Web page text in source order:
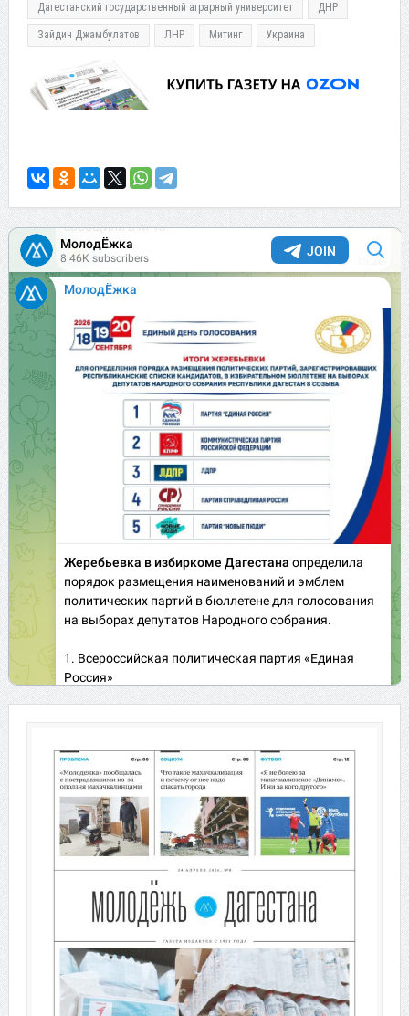
Дагестанский государственный аграрный университет ДНР
Зайдин Джамбулатов ЛНР Митинг Украина